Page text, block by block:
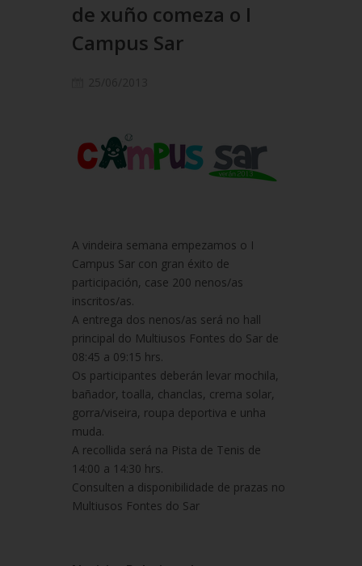
de xuño comeza o I
Campus Sar
A vindeira semana empezamos o I
Campus Sar con gran éxito de
participación, case 200 nenos/as
inscritos/as.
A entrega dos nenos/as será no hall
principal do Multiusos Fontes do Sar de
08:45 a 09:15 hrs.
Os participantes deberán levar mochila,
bañador, toalla, chanclas, crema solar,
gorra/viseira, roupa deportiva e unha
muda.
A recollida será na Pista de Tenis de
14:00 a 14:30 hrs.
Consulten a disponibilidade de prazas no
Multiusos Fontes do Sar